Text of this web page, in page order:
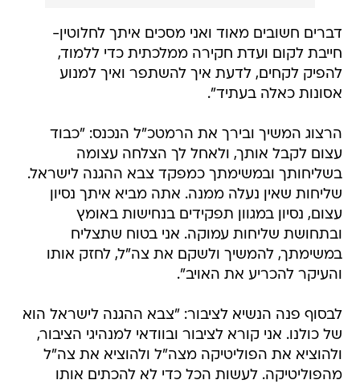
דברים חשובים מאוד ואני מסכים איתך לחלוטין-
חייבת לקום ועדת חקירה ממלכתית כדי ללמוד,
להפיק לקחים, לדעת איך להשתפר ואיך למנוע
אסונות כאלה בעתיד".
הרצוג המשיך ובירך את הרמטכ"ל הנכנס: "כבוד
עצום לקבל אותך, ולאחל לך הצלחה עצומה
בשליחותך ובמשימתך כמפקד צבא ההגנה לישראל.
שליחות שאין נעלה ממנה. אתה מביא איתך נסיון
עצום, נסיון במגוון תפקידים בנחישות באומץ
ובתחושת שליחות עמוקה. אני בטוח שתצליח
במשימתך, להמשיך ולשקם את צה"ל, לחזק אותו
והעיקר להכריע את האויב".
לבסוף פנה הנשיא לציבור: "צבא ההגנה לישראל הוא
של כולנו. אני קורא לציבור ובוודאי למנהיגי הציבור,
ולהוציא את הפוליטיקה מצה"ל ולהוציא את צה"ל
מהפוליטיקה. לעשות הכל כדי לא להכתים אותו